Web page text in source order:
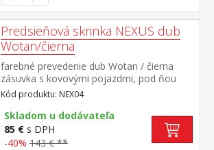
Predsieňová skrinka NEXUS dub
Wotan/čierna
farebné prevedenie dub Wotan / čierna
zásuvka s kovovými pojazdmi, pod ňou
skrinka s dvierkami a 2 variabilnými policami
montáž dvierok možná na L/P stranu
maximálne nosnosti políc a zásuvky sú
uvedené v návode na montáž súčasť
zostavy NEXUS
Kód produktu: NEX04
Skladom u dodávateľa
85 € s DPH
-40% 143 € **